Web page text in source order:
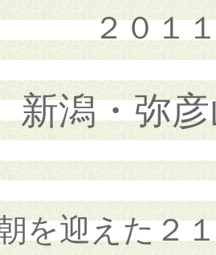
２０１
新潟・弥
を迎えた２